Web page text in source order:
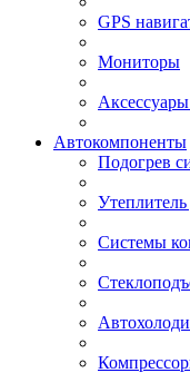
GPS
Мониторы
Автокомпоненты
Подогрев
Утеплитель
Системы